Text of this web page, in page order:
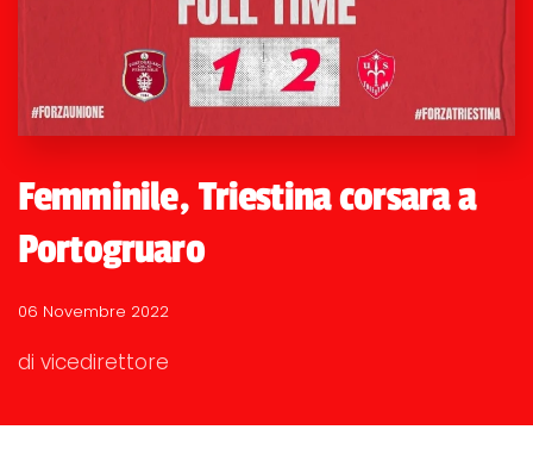
Femminile, Triestina corsara a
Portogruaro
06 Novembre 2022
di vicedirettore